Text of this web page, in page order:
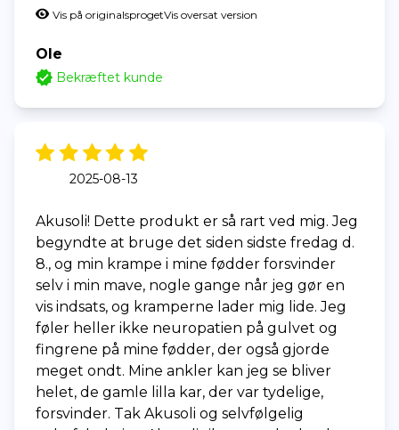
Vis på originalsprogetVis oversat version
Ole
Bekræftet kunde
2025-08-13
Akusoli! Dette produkt er så rart ved mig. Jeg
begyndte at bruge det siden sidste fredag d.
8., og min krampe i mine fødder forsvinder
selv i min mave, nogle gange når jeg gør en
vis indsats, og kramperne lader mig lide. Jeg
føler heller ikke neuropatien på gulvet og
fingrene på mine fødder, der også gjorde
meget ondt. Mine ankler kan jeg se bliver
helet, de gamle lilla kar, der var tydelige,
forsvinder. Tak Akusoli og selvfølgelig